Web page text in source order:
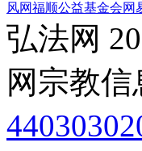
风网福顺公益基金会网
弘法网
网宗教